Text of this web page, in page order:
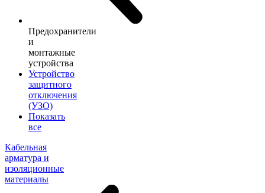
Предохранители
и
монтажные
устройства
Устройство
защитного
отключения
(УЗО)
Показать
все
Кабельная
арматура и
изоляционные
материалы